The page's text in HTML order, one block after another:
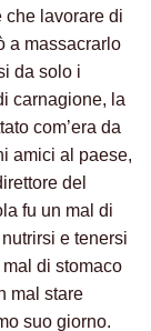
che lavorare di
a massacrarlo
da solo i
carnagione, la
com’era da
amici al paese,
del
fu un mal di
e tenersi
di stomaco
mal stare
suo giorno.